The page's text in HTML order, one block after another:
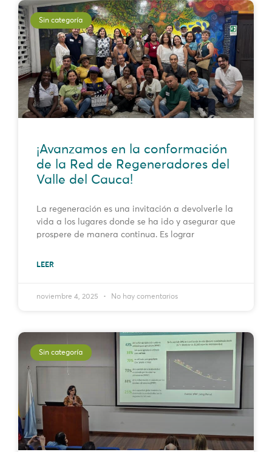
Sin categoría
¡Avanzamos en la conformación
de la Red de Regeneradores del
Valle del Cauca!
La regeneración es una invitación a devolverle la
vida a los lugares donde se ha ido y asegurar que
prospere de manera continua. Es lograr
LEER
noviembre 4, 2025 No hay comentarios
Sin categoría